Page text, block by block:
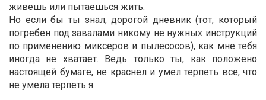
живешь или пытаешься жить.
Но если бы ты знал, дорогой дневник (тот, который
погребен под завалами никому не нужных инструкций
по применению миксеров и пылесосов), как мне тебя
иногда не хватает. Ведь только ты, как положено
настоящей бумаге, не краснел и умел терпеть все, что
не умела терпеть я.